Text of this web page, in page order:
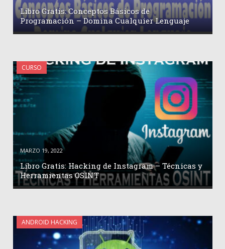
Libro Gratis: Conceptos Básicos de
Programación – Domina Cualquier Lenguaje
CURSO
MARZO 19, 2022
Libro Gratis: Hacking de Instagram – Técnicas y
Herramientas OSINT
ANDROID HACKING